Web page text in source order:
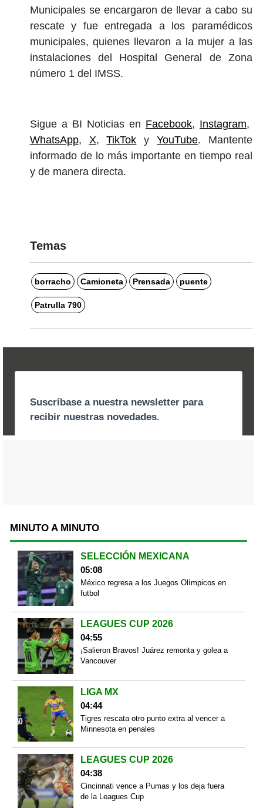
Municipales se encargaron de llevar a cabo su
rescate y fue entregada a los paramédicos
municipales, quienes llevaron a la mujer a las
instalaciones del Hospital General de Zona
número 1 del IMSS.
Sigue a BI Noticias en Facebook, Instagram,
WhatsApp, X,TikTok yYouTube. Mantente
informado de lo más importante en tiempo real
y de manera directa.
Temas
borracho Camioneta Prensada puente
Patrulla 790
MINUTO A MINUTO
SELECCIÓN MEXICANA
05:08
México regresa a los Juegos Olímpicos en
futbol
LEAGUES CUP 2026
04:55
¡Salieron Bravos! Juárez remonta y golea a
Vancouver
LIGA MX
04:44
Tigres rescata otro punto extra al vencer a
Minnesota en penales
LEAGUES CUP 2026
04:38
Cincinnati vence a Pumas y los deja fuera
de la Leagues Cup